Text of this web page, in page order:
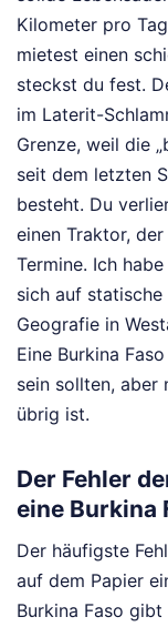
Kilometer pro
mietest einen
steckst du fest.
im Laterit-
Grenze, weil die
seit dem letzten
besteht. Du
einen Traktor,
Termine. Ich
sich auf
Geografie in
Eine Burkina
sein sollten, aber
übrig ist.
Der Fehler
eine Burkina
Der häufigste
auf dem Papier
Burkina Faso